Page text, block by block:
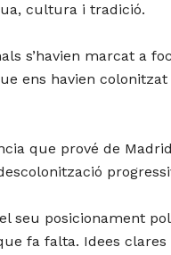
cultura i tradició.
s’havien marcat a
ens havien
que prové de
seu posicionament
fa falta. Idees